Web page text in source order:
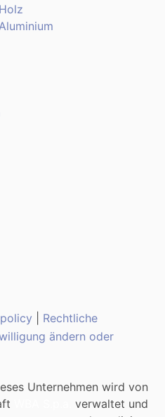
Rechtliche
ändern oder
Unternehmen wird von
verwaltet und